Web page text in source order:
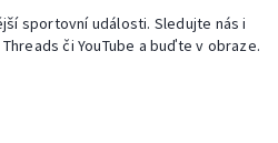
sportovní události. Sledujte nás i
či YouTube a buďte v obraze.